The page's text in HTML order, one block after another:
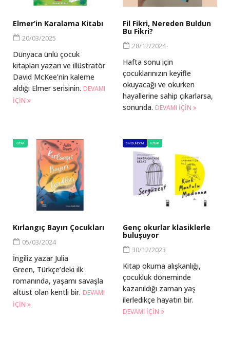
Elmer’in Karalama Kitabı
20/03/2025
Dünyaca ünlü çocuk
kitapları yazarı ve illüstratör
David McKee’nin kaleme
aldığı Elmer serisinin. DEVAMI
IÇIN
Fil Fikri, Nereden Buldun
Bu Fikri?
28/12/2024
Hafta sonu için
çocuklarınızın keyifle
okuyacağı ve okurken
hayallerine sahip çıkarlarsa,
sonunda. DEVAMI IÇIN
KITAP
Kırlangıç Bayırı Çocukları
05/03/2024
İngiliz yazar Julia
Green, Türkçe’deki ilk
romanında, yaşamı savaşla
altüst olan kentli bir. DEVAMI
IÇIN
BM GÜNDEM KITAP
Genç okurlar klasiklerle
buluşuyor
30/12/2023
Kitap okuma alışkanlığı,
çocukluk döneminde
kazanıldığı zaman yaş
ilerledikçe hayatın bir.
DEVAMI IÇIN